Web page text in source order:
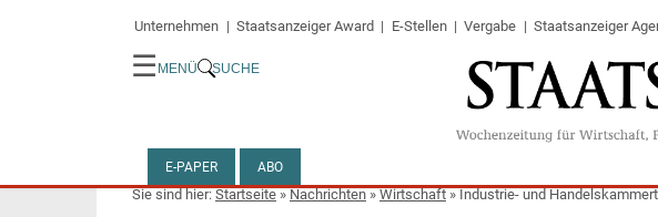
Unternehmen Staatsanzeiger Award E-Stellen Vergabe Staatsanzeiger
☰ MENÜ SUCHE
E-PAPER ABO
Startseite»Nachrichten»Wirtschaft»Industrie- und